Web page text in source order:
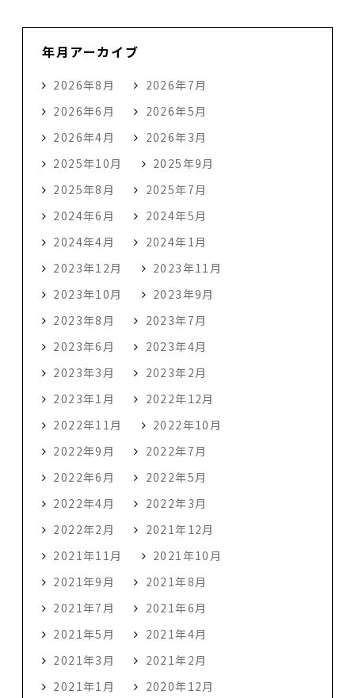
年月アーカイブ
2026年8月
2026年7月
2026年6月
2026年5月
2026年4月
2026年3月
2025年10月
2025年9月
2025年8月
2025年7月
2024年6月
2024年5月
2024年4月
2024年1月
2023年12月
2023年11月
2023年10月
2023年9月
2023年8月
2023年7月
2023年6月
2023年4月
2023年3月
2023年2月
2023年1月
2022年12月
2022年11月
2022年10月
2022年9月
2022年7月
2022年6月
2022年5月
2022年4月
2022年3月
2022年2月
2021年12月
2021年11月
2021年10月
2021年9月
2021年8月
2021年7月
2021年6月
2021年5月
2021年4月
2021年3月
2021年2月
2021年1月
2020年12月